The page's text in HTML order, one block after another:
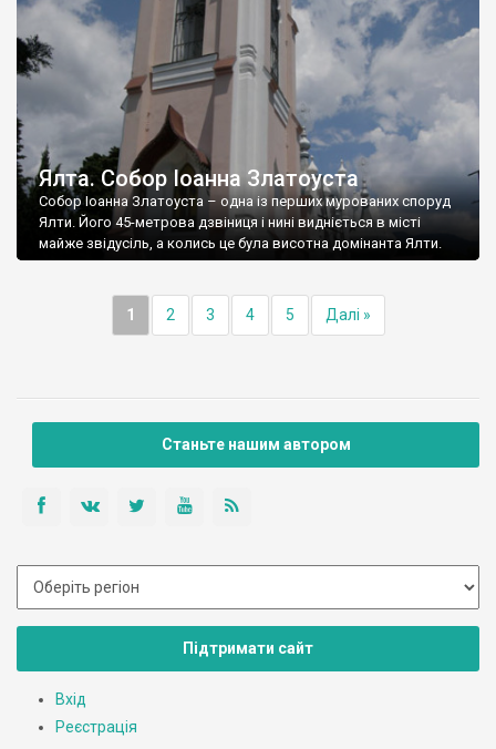
Ялта. Собор Іоанна Златоуста
Собор Іоанна Златоуста – одна із перших мурованих споруд
Ялти. Його 45-метрова дзвіниця і нині видніється в місті
майже звідусіль, а колись це була висотна домінанта Ялти.
1 2 3 4 5 Далі »
Станьте нашим автором
Підтримати сайт
Вхід
Реєстрація